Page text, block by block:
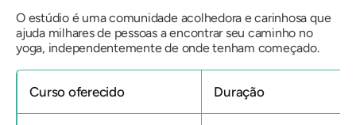
O estúdio é uma comunidade acolhedora e carinhosa que
ajuda milhares de pessoas a encontrar seu caminho no
yoga, independentemente de onde tenham começado.
Curso oferecido Duração